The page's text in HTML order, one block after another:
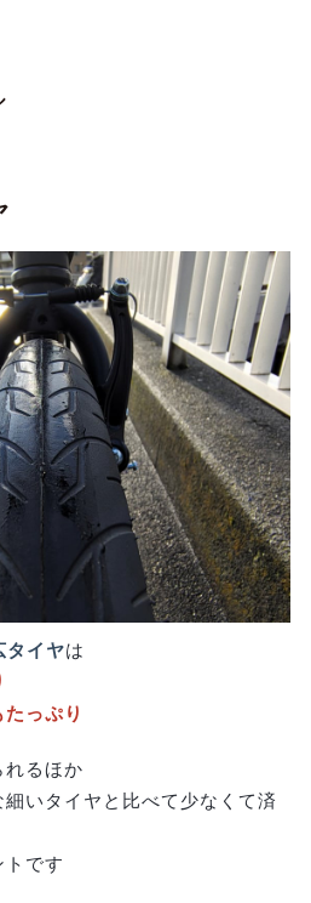
イヤは
っぷり
れるほか
細いタイヤと比べて少なくて済
です